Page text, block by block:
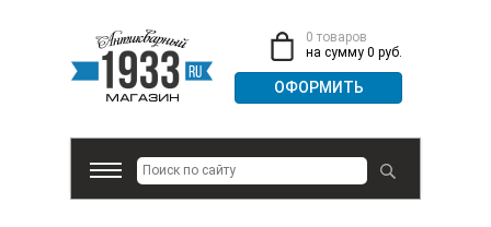
0 товаров
на сумму 0 руб.